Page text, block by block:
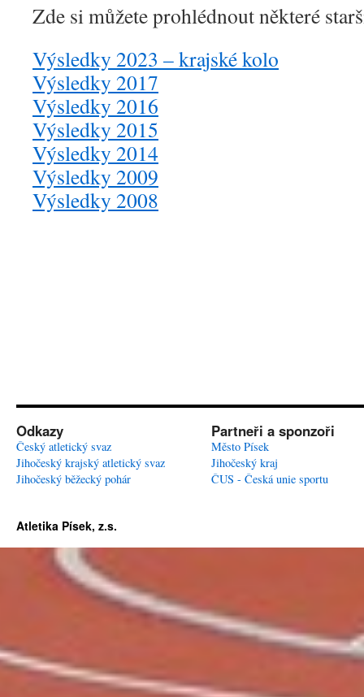
Zde si můžete prohlédnout některé
Výsledky 2023 – krajské kolo
Výsledky 2017
Výsledky 2016
Výsledky 2015
Výsledky 2014
Výsledky 2009
Výsledky 2008
Odkazy
Český atletický svaz
Jihočeský krajský atletický svaz
Jihočeský běžecký pohár
Partneři a sponzoři
Město Písek
Jihočeský kraj
ČUS - Česká unie sportu
Atletika Písek, z.s.